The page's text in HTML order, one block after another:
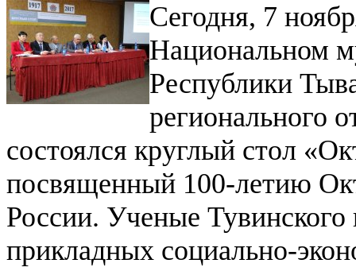
Сегодня, 7
Национальном
Республики
регионального
состоялся круглый стол
посвященный 100-летию
России. Ученые
прикладных социально-